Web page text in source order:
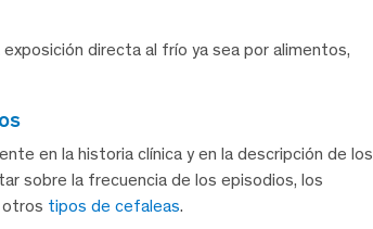
directa al frío ya sea por alimentos,
en la historia clínica y en la descripción de los
sobre la frecuencia de los episodios, los
otros tipos de cefaleas.